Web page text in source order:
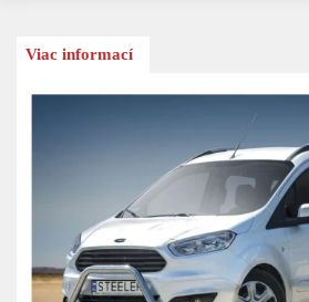
Viac informací